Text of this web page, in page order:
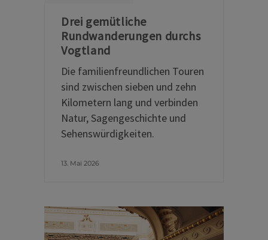
Drei gemütliche
Rundwanderungen durchs
Vogtland
Die familienfreundlichen Touren
sind zwischen sieben und zehn
Kilometern lang und verbinden
Natur, Sagengeschichte und
Sehenswürdigkeiten.
13. Mai 2026